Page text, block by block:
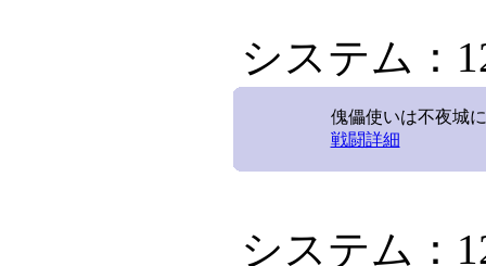
システム：
傀儡使いは不夜城
戦闘詳細
システム：